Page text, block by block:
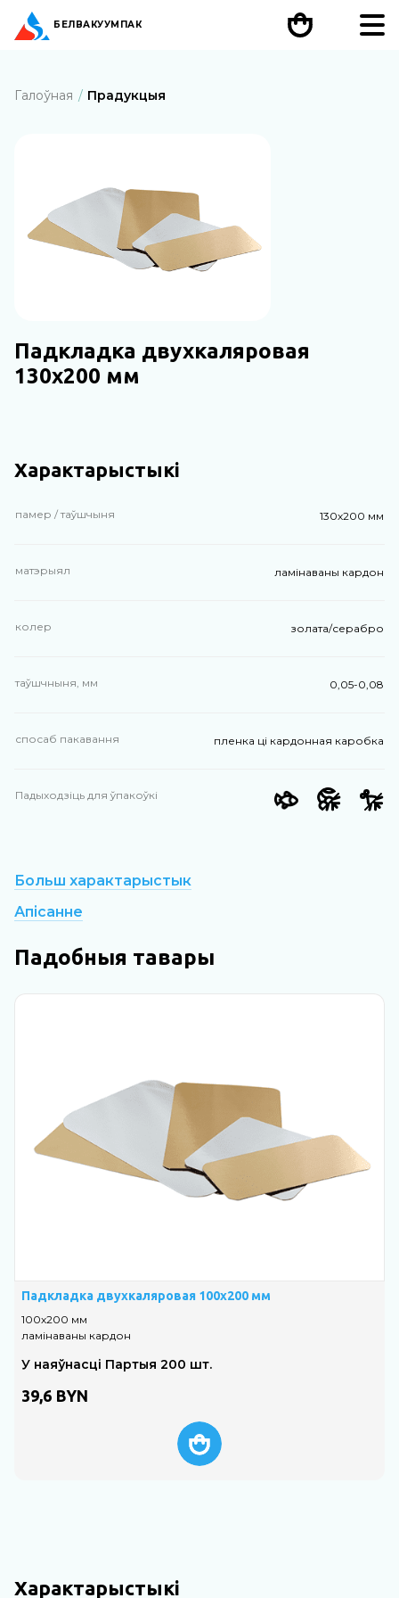
БЕЛВАКУУМПАК
Галоўная Прадукцыя
Падкладка двухкаляровая
130х200 мм
Характарыстыкі
памер / таўшчыня 130х200 мм
матэрыял ламінаваны кардон
колер золата/серабро
таўшчныня, мм 0,05-0,08
спосаб пакавання пленка ці кардонная каробка
Падыходзіць для ўпакоўкі
Больш характарыстык
Апісанне
Падобныя тавары
Падкладка двухкаляровая 100х200 мм
100х200 мм
ламінаваны кардон
У наяўнасці Партыя 200 шт.
39,6 BYN
Характарыстыкі